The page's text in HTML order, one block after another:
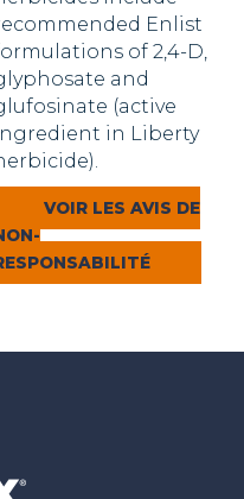
Enlist
of 2,4-D,
and
(active
in Liberty
VOIR LES AVIS DE